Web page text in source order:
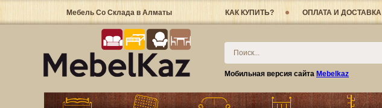
Мебель Со Склада в Алматы КАК КУПИТЬ? ОПЛАТА И ДОСТАВКА
Мобильная версия сайта Mebelkaz